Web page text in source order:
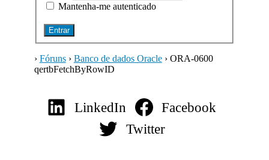
Mantenha-me autenticado
Entrar
› Fóruns › Banco de dados Oracle › ORA-0600
qertbFetchByRowID
LinkedIn
Facebook
Twitter